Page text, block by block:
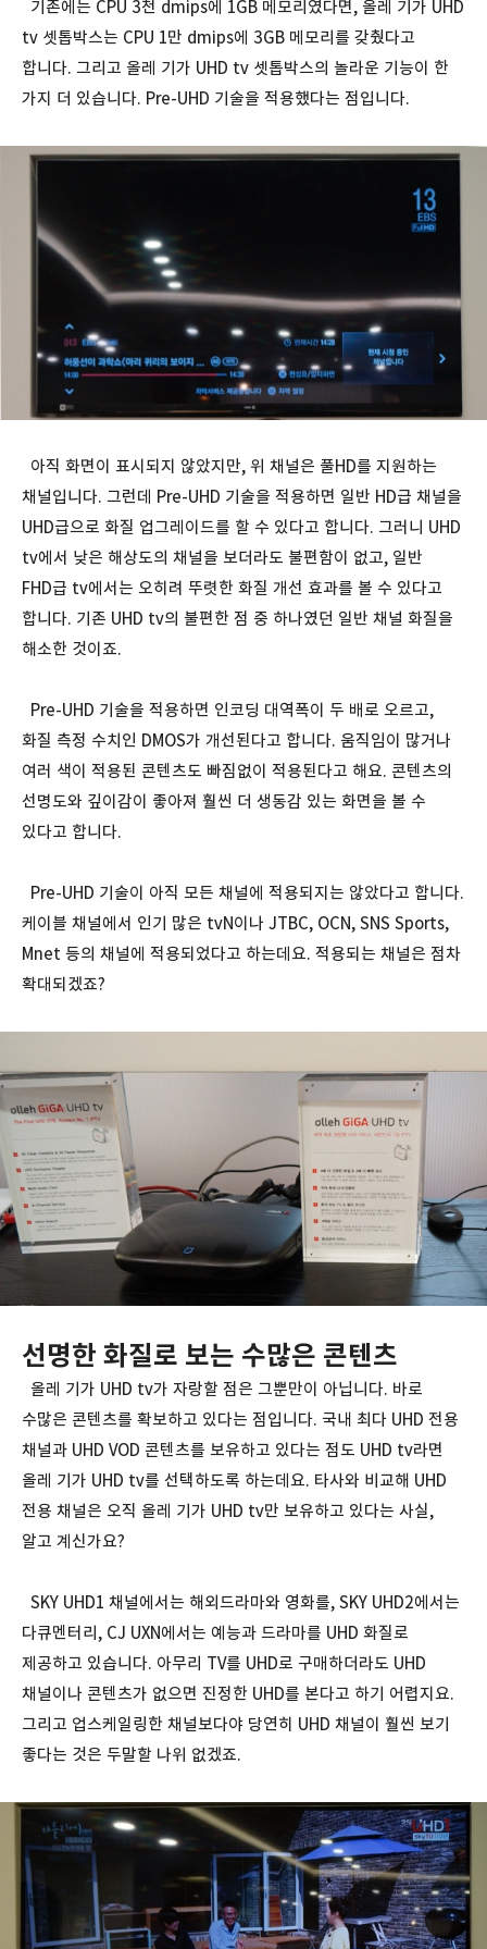
기존에는 CPU 3천 dmips에 1GB 메모리였다면, 올레 기가 UHD
tv 셋톱박스는 CPU 1만 dmips에 3GB 메모리를 갖췄다고
합니다. 그리고 올레 기가 UHD tv 셋톱박스의 놀라운 기능이 한
가지 더 있습니다. Pre-UHD 기술을 적용했다는 점입니다.
아직 화면이 표시되지 않았지만, 위 채널은 풀HD를 지원하는
채널입니다. 그런데 Pre-UHD 기술을 적용하면 일반 HD급 채널을
UHD급으로 화질 업그레이드를 할 수 있다고 합니다. 그러니 UHD
tv에서 낮은 해상도의 채널을 보더라도 불편함이 없고, 일반
FHD급 tv에서는 오히려 뚜렷한 화질 개선 효과를 볼 수 있다고
합니다. 기존 UHD tv의 불편한 점 중 하나였던 일반 채널 화질을
해소한 것이죠.
Pre-UHD 기술을 적용하면 인코딩 대역폭이 두 배로 오르고,
화질 측정 수치인 DMOS가 개선된다고 합니다. 움직임이 많거나
여러 색이 적용된 콘텐츠도 빠짐없이 적용된다고 해요. 콘텐츠의
선명도와 깊이감이 좋아져 훨씬 더 생동감 있는 화면을 볼 수
있다고 합니다.
Pre-UHD 기술이 아직 모든 채널에 적용되지는 않았다고 합니다.
케이블 채널에서 인기 많은 tvN이나 JTBC, OCN, SNS Sports,
Mnet 등의 채널에 적용되었다고 하는데요. 적용되는 채널은 점차
확대되겠죠?
선명한 화질로 보는 수많은 콘텐츠
올레 기가 UHD tv가 자랑할 점은 그뿐만이 아닙니다. 바로
수많은 콘텐츠를 확보하고 있다는 점입니다. 국내 최다 UHD 전용
채널과 UHD VOD 콘텐츠를 보유하고 있다는 점도 UHD tv라면
올레 기가 UHD tv를 선택하도록 하는데요. 타사와 비교해 UHD
전용 채널은 오직 올레 기가 UHD tv만 보유하고 있다는 사실,
알고 계신가요?
SKY UHD1 채널에서는 해외드라마와 영화를, SKY UHD2에서는
다큐멘터리, CJ UXN에서는 예능과 드라마를 UHD 화질로
제공하고 있습니다. 아무리 TV를 UHD로 구매하더라도 UHD
채널이나 콘텐츠가 없으면 진정한 UHD를 본다고 하기 어렵지요.
그리고 업스케일링한 채널보다야 당연히 UHD 채널이 훨씬 보기
좋다는 것은 두말할 나위 없겠죠.